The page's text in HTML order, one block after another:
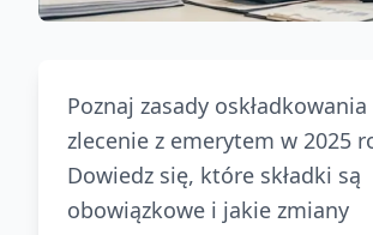
Poznaj zasady
zlecenie z emerytem w 2025
Dowiedz się, które składki są
obowiązkowe i jakie zmiany